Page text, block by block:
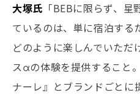
大塚氏 「BEBに限らず、
ているのは、単に宿泊する
どのように楽しんでいただ
スαの体験を提供すること
ナーレ』とブランドごとに